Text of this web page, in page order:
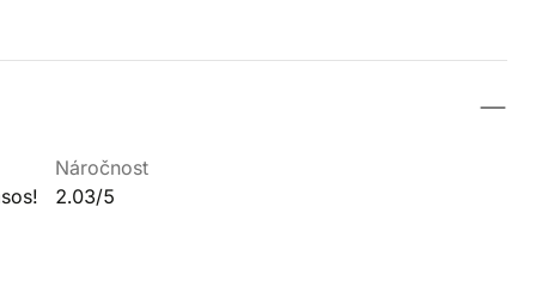
Náročnost
2.03/5